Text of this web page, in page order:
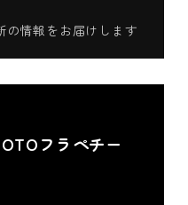
の情報をお届けします
フラペチー